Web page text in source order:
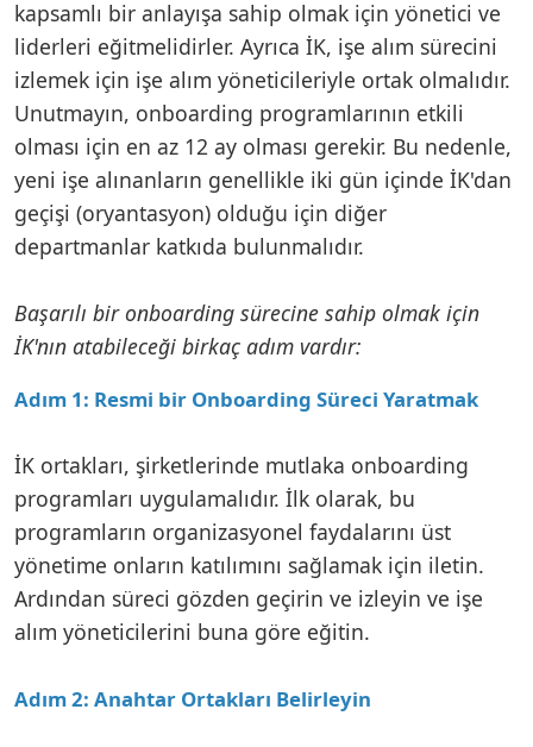
kapsamlı bir anlayışa sahip olmak için yönetici ve
liderleri eğitmelidirler. Ayrıca İK, işe alım sürecini
izlemek için işe alım yöneticileriyle ortak olmalıdır.
Unutmayın, onboarding programlarının etkili
olması için en az 12 ay olması gerekir. Bu nedenle,
yeni işe alınanların genellikle iki gün içinde İK'dan
geçişi (oryantasyon) olduğu için diğer
departmanlar katkıda bulunmalıdır.
Başarılı bir onboarding sürecine sahip olmak için
İK'nın atabileceği birkaç adım vardır:
Adım 1: Resmi bir Onboarding Süreci Yaratmak
İK ortakları, şirketlerinde mutlaka onboarding
programları uygulamalıdır. İlk olarak, bu
programların organizasyonel faydalarını üst
yönetime onların katılımını sağlamak için iletin.
Ardından süreci gözden geçirin ve izleyin ve işe
alım yöneticilerini buna göre eğitin.
Adım 2: Anahtar Ortakları Belirleyin